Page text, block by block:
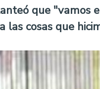
que "vamos
cosas que